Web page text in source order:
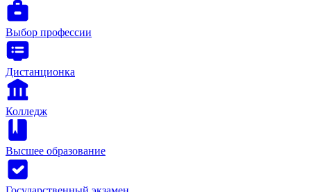
Выбор профессии
Дистанционка
Колледж
Высшее образование